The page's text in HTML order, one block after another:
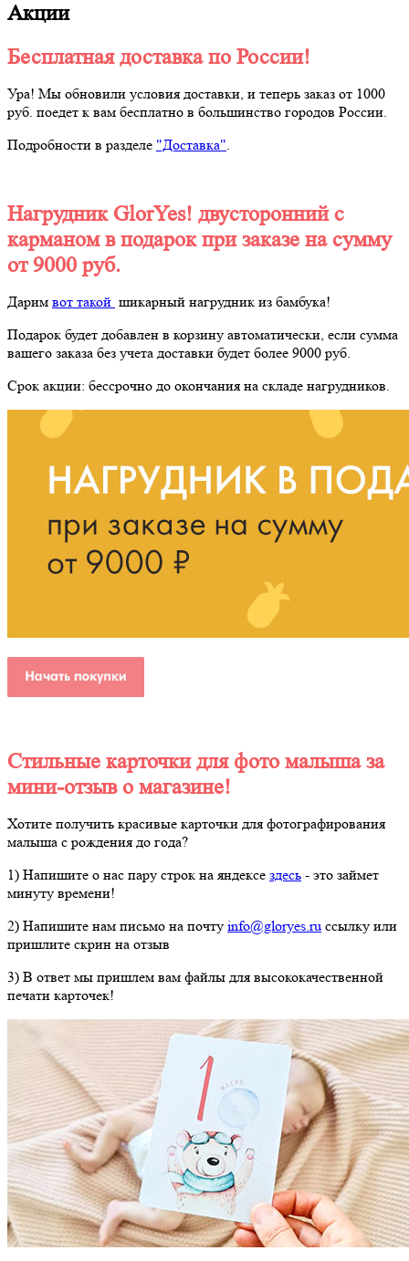
Акции
Бесплатная доставка по России!
Ура! Мы обновили условия доставки, и теперь заказ от 1000
руб. поедет к вам бесплатно в большинство городов России.
Подробности в разделе "Доставка".
Нагрудник GlorYes! двусторонний с
карманом в подарок при заказе на сумму
от 9000 руб.
Дарим вот такой шикарный нагрудник из бамбука!
Подарок будет добавлен в корзину автоматически, если сумма
вашего заказа без учета доставки будет более 9000 руб.
Срок акции: бессрочно до окончания на складе нагрудников.
Стильные карточки для фото малыша за
мини-отзыв о магазине!
Хотите получить красивые карточки для фотографирования
малыша с рождения до года?
1) Напишите о нас пару строк на яндексе здесь - это займет
минуту времени!
2) Напишите нам письмо на почту info@gloryes.ru ссылку или
пришлите скрин на отзыв
3) В ответ мы пришлем вам файлы для высококачественной
печати карточек!